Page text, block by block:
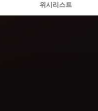
위시리스트